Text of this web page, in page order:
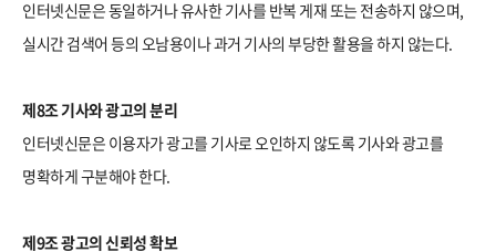
인터넷신문은 동일하거나 유사한 기사를 반복 게재 또는 전송하지 않으며,
실시간 검색어 등의 오남용이나 과거 기사의 부당한 활용을 하지 않는다.
제8조 기사와 광고의 분리
인터넷신문은 이용자가 광고를 기사로 오인하지 않도록 기사와 광고를
명확하게 구분해야 한다.
제9조 광고의 신뢰성 확보